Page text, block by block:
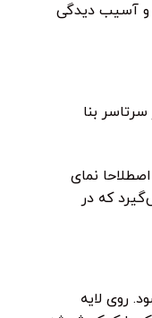
و آسیب دیدگی
بنا
نمای
که در
روی لایه